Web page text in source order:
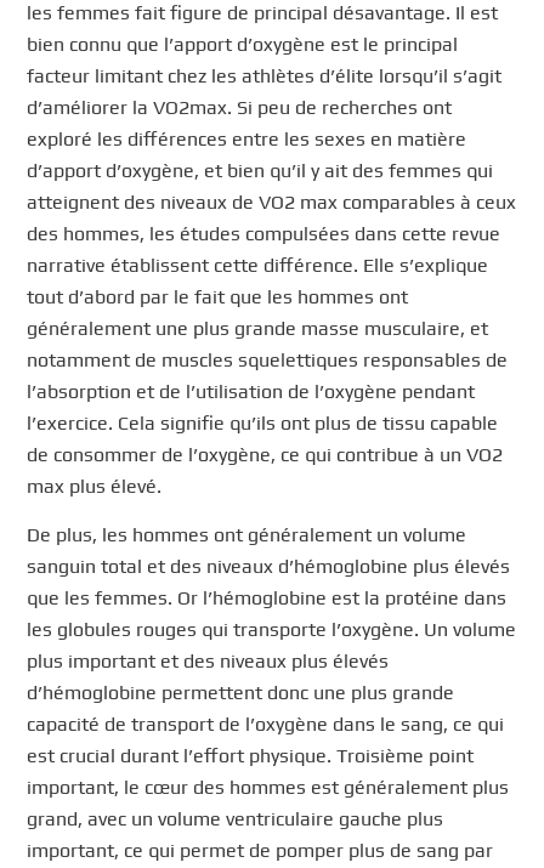
les femmes fait figure de principal désavantage. Il est
bien connu que l’apport d’oxygène est le principal
facteur limitant chez les athlètes d’élite lorsqu’il s’agit
d’améliorer la VO2max. Si peu de recherches ont
exploré les différences entre les sexes en matière
d’apport d’oxygène, et bien qu’il y ait des femmes qui
atteignent des niveaux de VO2 max comparables à ceux
des hommes, les études compulsées dans cette revue
narrative établissent cette différence. Elle s’explique
tout d’abord par le fait que les hommes ont
généralement une plus grande masse musculaire, et
notamment de muscles squelettiques responsables de
l’absorption et de l’utilisation de l’oxygène pendant
l’exercice. Cela signifie qu’ils ont plus de tissu capable
de consommer de l’oxygène, ce qui contribue à un VO2
max plus élevé.
De plus, les hommes ont généralement un volume
sanguin total et des niveaux d’hémoglobine plus élevés
que les femmes. Or l’hémoglobine est la protéine dans
les globules rouges qui transporte l’oxygène. Un volume
plus important et des niveaux plus élevés
d’hémoglobine permettent donc une plus grande
capacité de transport de l’oxygène dans le sang, ce qui
est crucial durant l’effort physique. Troisième point
important, le cœur des hommes est généralement plus
grand, avec un volume ventriculaire gauche plus
important, ce qui permet de pomper plus de sang par